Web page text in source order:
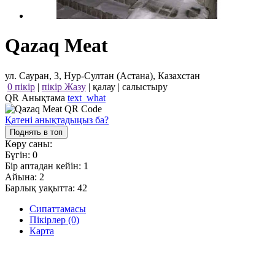
Qazaq Meat
ул. Сауран, 3, Нур-Султан (Астана), Казахстан
0 пікір | пікір Жазу | қалау | салыстыру
QR Анықтама text_what
Қатені анықтадыңыз ба?
Поднять в топ
Көру саны:
Бүгін: 0
Бір аптадан кейін: 1
Айына: 2
Барлық уақытта: 42
Сипаттамасы
Пікірлер (0)
Карта